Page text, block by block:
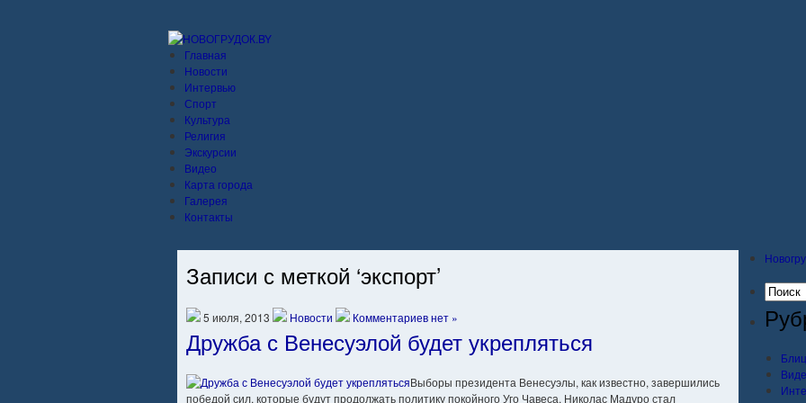
Главная
Новости
Интервью
Спорт
Культура
Религия
Экскурсии
Видео
Карта города
Галерея
Контакты
Записи с меткой ‘экспорт’
5 июля, 2013 Новости Комментариев нет »
Дружба с Венесуэлой будет укрепляться
Выборы президента Венесуэлы, как известно, завершились
победой сил, которые будут продолжать политику покойного Уго Чавеса. Николас Мадуро стал